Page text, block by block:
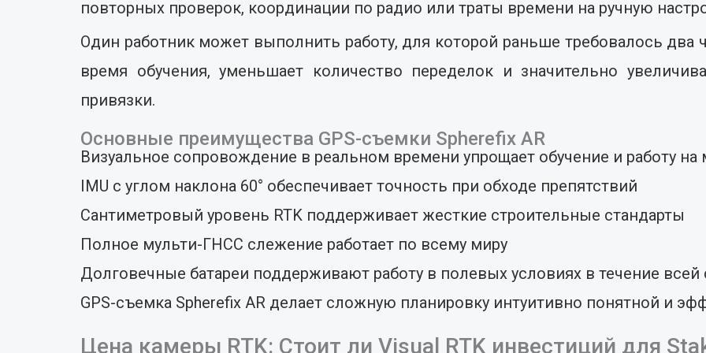
повторных проверок, координации по радио или траты времени на ручную
Один работник может выполнить работу, для которой раньше требовалось два
время обучения, уменьшает количество переделок и значительно
привязки.
Основные преимущества GPS-съемки Spherefix AR
Визуальное сопровождение в реальном времени упрощает обучение и работу на
IMU с углом наклона 60° обеспечивает точность при обходе препятствий
Сантиметровый уровень RTK поддерживает жесткие строительные стандарты
Полное мульти-ГНСС слежение работает по всему миру
Долговечные батареи поддерживают работу в полевых условиях в течение
GPS-съемка Spherefix AR делает сложную планировку интуитивно понятной и
Цена камеры RTK: Стоит ли Visual RTK инвестиций для